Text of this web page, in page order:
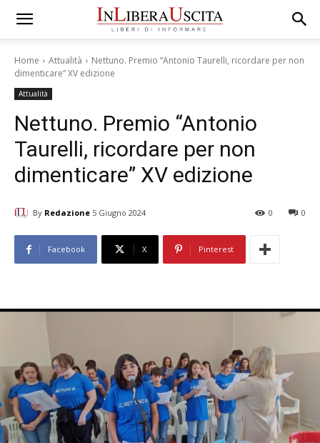
Home Attualità
Nettuno. Premio “Antonio Taurelli, ricordare per non
dimenticare” XV edizione
Attualità
Nettuno. Premio “Antonio
Taurelli, ricordare per non
dimenticare” XV edizione
By Redazione 5 Giugno 2024 0
0
Facebook X Pinterest